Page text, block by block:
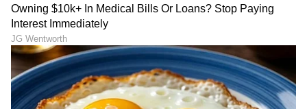
Nexon EV ಡಿಜಿಟಲ್ ಡ್ರೈವಿಂಗ್ ಅನುಭವವನ್ನು ನೀಡುತ್ತದೆ,
ಮಲ್ಟಿ-ಮೋಡ್ ರೀಜೆನ್ ಮತ್ತು ಮಲ್ಟಿ-ಡ್ರೈವ್ ಮೋಡ್‌ಗಳನ್ನು